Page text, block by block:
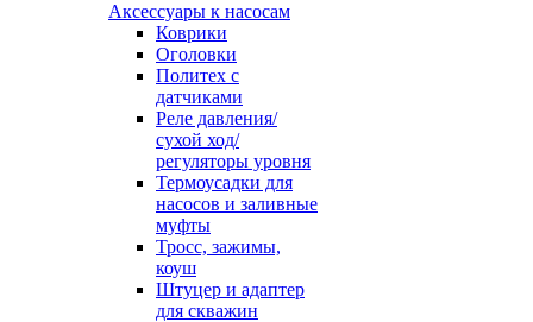
Аксессуары к насосам
Коврики
Оголовки
Политех с
датчиками
Реле давления/
сухой ход/
регуляторы уровня
Термоусадки для
насосов и заливные
муфты
Тросс, зажимы,
коуш
Штуцер и адаптер
для скважин